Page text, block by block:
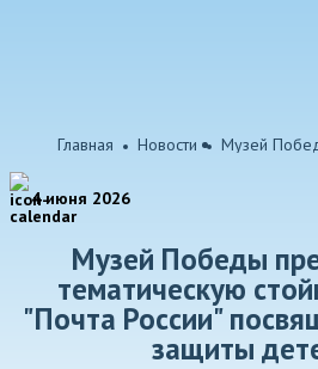
Главная Новости Музей
4 июня 2026
Музей Победы
тематическую
"Почта России"
защиты